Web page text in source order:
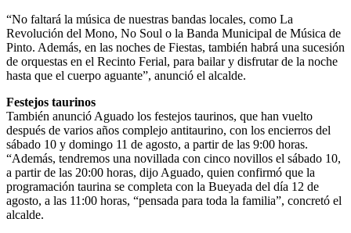
“No faltará la música de nuestras bandas locales, como La
Revolución del Mono, No Soul o la Banda Municipal de Música de
Pinto. Además, en las noches de Fiestas, también habrá una sucesión
de orquestas en el Recinto Ferial, para bailar y disfrutar de la noche
hasta que el cuerpo aguante”, anunció el alcalde.
Festejos taurinos
También anunció Aguado los festejos taurinos, que han vuelto
después de varios años complejo antitaurino, con los encierros del
sábado 10 y domingo 11 de agosto, a partir de las 9:00 horas.
“Además, tendremos una novillada con cinco novillos el sábado 10,
a partir de las 20:00 horas, dijo Aguado, quien confirmó que la
programación taurina se completa con la Bueyada del día 12 de
agosto, a las 11:00 horas, “pensada para toda la familia”, concretó el
alcalde.